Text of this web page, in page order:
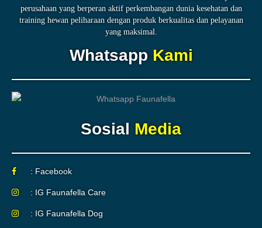
perusahaan yang berperan aktif perkembangan dunia kesehatan dan
training hewan peliharaan dengan produk berkualitas dan pelayanan
yang maksimal.
WhatsappKami
Sosial Media
: Facebook
: IG Faunafella Care
: IG Faunafella Dog